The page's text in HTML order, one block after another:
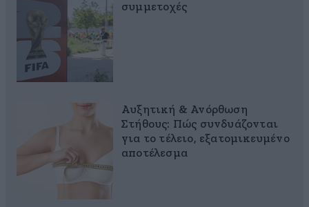
συμμετοχές
Αυξητική & Ανόρθωση
Στήθους: Πώς συνδυάζονται
για το τέλειο, εξατομικευμένο
αποτέλεσμα